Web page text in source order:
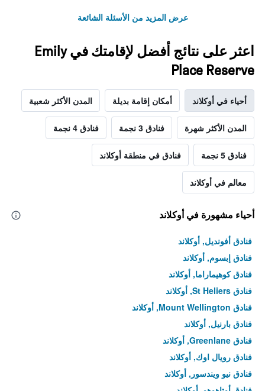
عرض المزيد من الأسئلة الشائعة
اعثر على نتائج أفضل لإقامتك في Emily
Place Reserve
أحياء في أوكلاند أمكان إقامة بديلة المدن الأكثر شعبية
المدن الأكثر شهرة فنادق 3 نجمة فنادق 4 نجمة
فنادق 5 نجمة فنادق في منطقة أوكلاند
معالم في أوكلاند
أحياء مشهورة في أوكلاند
فنادق أفونديل, أوكلاند
فنادق إبسوم, أوكلاند
فنادق كوهيماراما, أوكلاند
فنادق St Heliers, أوكلاند
فنادق Mount Wellington, أوكلاند
فنادق بارنيل, أوكلاند
فنادق Greenlane, أوكلاند
فنادق رويال اوك, أوكلاند
فنادق نيو ويندسور, أوكلاند